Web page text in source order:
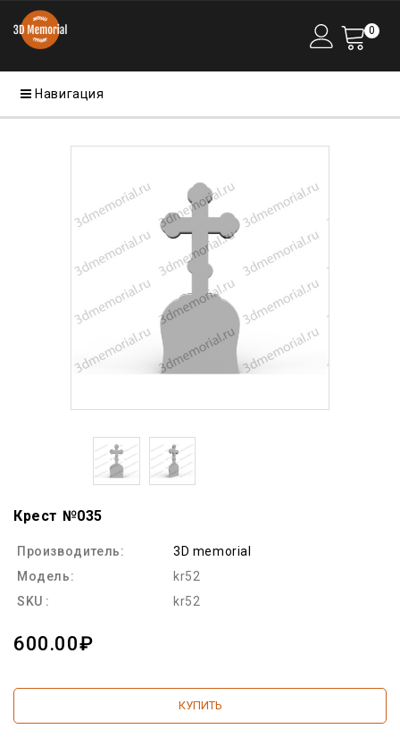
0
Навигация
Крест №035
Производитель:
3D memorial
Модель:
kr52
SKU :
kr52
600.00₽
КУПИТЬ